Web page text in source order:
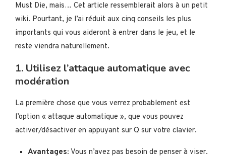
Must Die, mais… Cet article ressemblerait alors à un petit
wiki. Pourtant, je l’ai réduit aux cinq conseils les plus
importants qui vous aideront à entrer dans le jeu, et le
reste viendra naturellement.
1. Utilisez l’attaque automatique avec
modération
La première chose que vous verrez probablement est
l’option « attaque automatique », que vous pouvez
activer/désactiver en appuyant sur Q sur votre clavier.
Avantages: Vous n’avez pas besoin de penser à viser.